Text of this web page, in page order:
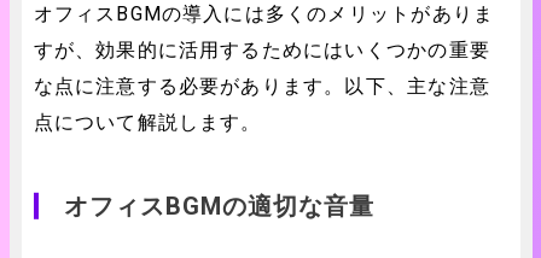
オフィスBGMの導入には多くのメリットがありま
すが、効果的に活用するためにはいくつかの重要
な点に注意する必要があります。以下、主な注意
点について解説します。
オフィスBGMの適切な音量